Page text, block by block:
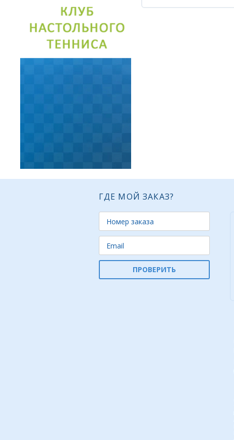
ГДЕ МОЙ ЗАКАЗ?
ПРОВЕРИТЬ